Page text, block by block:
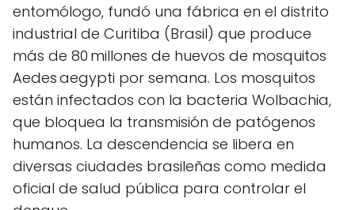
entomólogo, fundó una fábrica en el distrito
industrial de Curitiba (Brasil) que produce
más de 80 millones de huevos de mosquitos
Aedes aegypti por semana. Los mosquitos
están infectados con la bacteria Wolbachia,
que bloquea la transmisión de patógenos
humanos. La descendencia se libera en
diversas ciudades brasileñas como medida
oficial de salud pública para controlar el